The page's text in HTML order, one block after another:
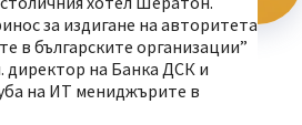
за издигане на авторитета
в българските организации”
директор на Банка ДСК и
на ИТ мениджърите в